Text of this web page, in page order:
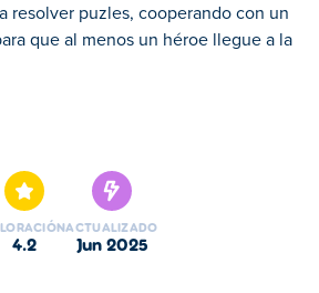
resolver puzles, cooperando con un
que al menos un héroe llegue a la
dinámica, encontrarás no
corriendo constantemente de
plataforma. El objetivo es encontrar
4.2
ACTUALIZADO
jun 2025